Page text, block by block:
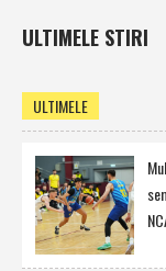
ULTIMELE STIRI
ULTIMELE